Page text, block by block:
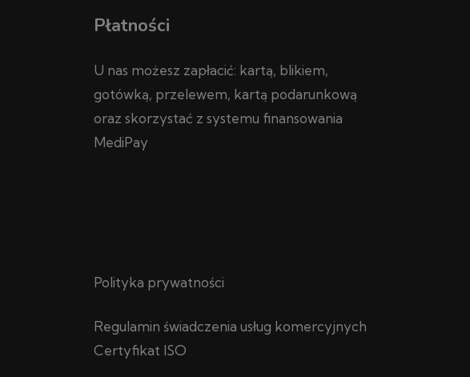
Płatności
U nas możesz zapłacić: kartą, blikiem,
gotówką, przelewem, kartą podarunkową
oraz skorzystać z systemu finansowania
MediPay
Polityka prywatności
Regulamin świadczenia usług komercyjnych
Certyfikat ISO